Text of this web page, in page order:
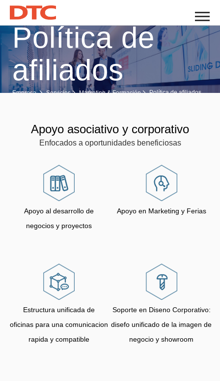
Política de
afiliados
Empresa Servicios Marketing & Formación Política de afiliados
Apoyo asociativo y corporativo
Enfocados a oportunidades beneficiosas
Apoyo al desarrollo de
negocios y proyectos
Apoyo en Marketing y Ferias
Estructura unificada de
oficinas para una comunicacion
rapida y compatible
Soporte en Diseno Corporativo:
disefo unificado de la imagen de
negocio y showroom